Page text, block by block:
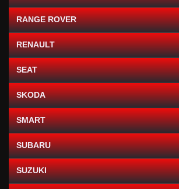
RANGE ROVER
RENAULT
SEAT
SKODA
SMART
SUBARU
SUZUKI